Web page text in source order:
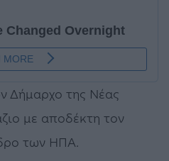
Δήμαρχο της Νέας
με αποδέκτη τον
των ΗΠΑ.